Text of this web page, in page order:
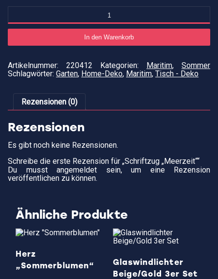
Menge
In den Warenkorb
Artikelnummer: 220412 Kategorien: Maritim, Sommer
Schlagwörter: Garten, Home-Deko, Maritim, Tisch - Deko
Rezensionen (0)
Rezensionen
Es gibt noch keine Rezensionen.
Schreibe die erste Rezension für „Schriftzug „Meerzeit““
Du musst angemeldet sein, um eine Rezension
veröffentlichen zu können.
Ähnliche Produkte
Herz
„Sommerblumen“
Glaswindlichter
Beige/Gold 3er Set